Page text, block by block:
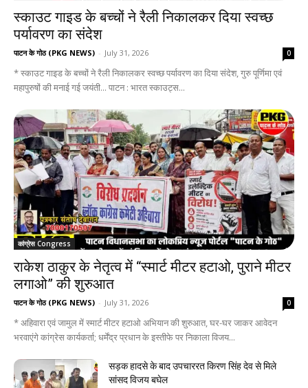
स्काउट गाइड के बच्चों ने रैली निकालकर दिया स्वच्छ
पर्यावरण का संदेश
पाटन के गोठ (PKG NEWS) - July 31, 2026 0
* स्काउट गाइड के बच्चों ने रैली निकालकर स्वच्छ पर्यावरण का दिया संदेश, गुरु पूर्णिमा एवं
महापुरुषों की मनाई गई जयंती... पाटन : भारत स्काउट्स...
कांग्रेस Congress
राकेश ठाकुर के नेतृत्व में “स्मार्ट मीटर हटाओ, पुराने मीटर
लगाओ” की शुरुआत
पाटन के गोठ (PKG NEWS) - July 31, 2026 0
* अहिवारा एवं जामुल में स्मार्ट मीटर हटाओ अभियान की शुरुआत, घर-घर जाकर आवेदन
भरवाएंगे कांग्रेस कार्यकर्ता; धर्मेंद्र प्रधान के इस्तीफे पर निकाला विजय...
सड़क हादसे के बाद उपचाररत किरण सिंह देव से मिले
सांसद विजय बघेल